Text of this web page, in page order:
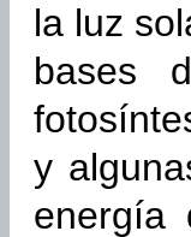
la luz
bases
y
energía